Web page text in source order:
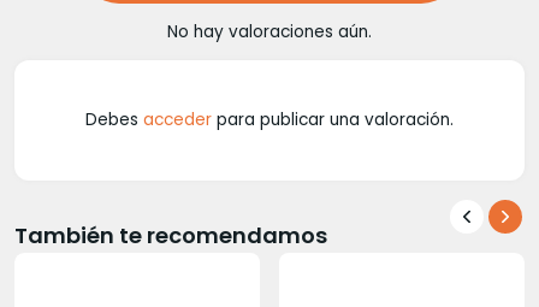
No hay valoraciones aún.
Debes acceder para publicar una valoración.
También te recomendamos